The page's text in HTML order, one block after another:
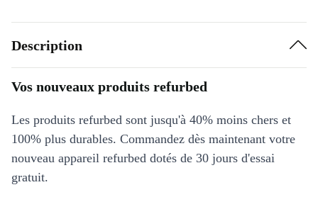
Description
Vos nouveaux produits refurbed
Les produits refurbed sont jusqu'à 40% moins chers et
100% plus durables. Commandez dès maintenant votre
nouveau appareil refurbed dotés de 30 jours d'essai
gratuit.